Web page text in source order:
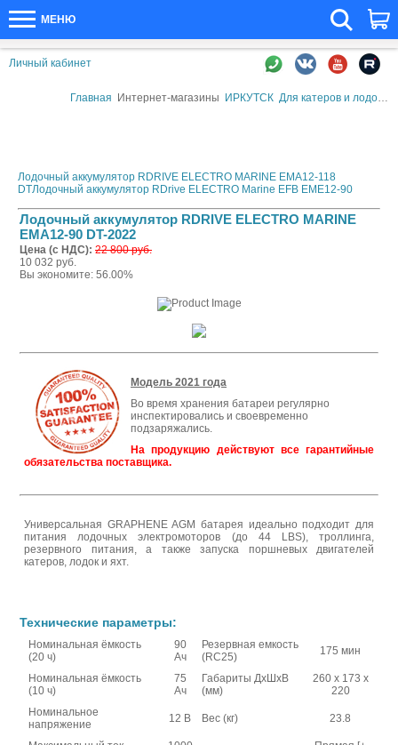
МЕНЮ
Личный кабинет
Главная Интернет-магазины ИРКУТСК Для катеров и лодок
Лодочный аккумулятор RDRIVE ELECTRO MARINE EMA12-118
DTЛодочный аккумулятор RDrive ELECTRO Marine EFB EME12-90
Лодочный аккумулятор RDRIVE ELECTRO MARINE
EMA12-90 DT-2022
Цена (с НДС): 22 800 руб.
10 032 руб.
Вы экономите: 56.00%
Модель 2021 года
Во время хранения батареи регулярно
инспектировались и своевременно
подзаряжались.
На продукцию действуют все гарантийные
обязательства поставщика.
Универсальная GRAPHENE AGM батарея идеально подходит для
питания лодочных электромоторов (до 44 LBS), троллинга,
резервного питания, а также запуска поршневых двигателей
катеров, лодок и яхт.
Технические параметры:
Номинальная ёмкость
(20 ч)
90
Ач
Резервная емкость
(RC25)
175 мин
Номинальная ёмкость
(10 ч)
75
Ач
Габариты ДхШхВ
(мм)
260 x 173 x
220
Номинальное
напряжение
12 В Вес (кг) 23.8